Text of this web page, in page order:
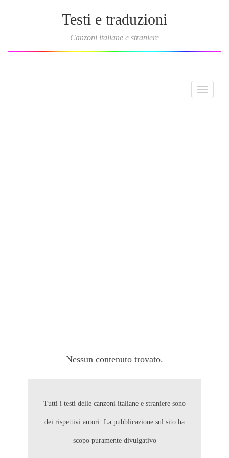
Testi e traduzioni
Canzoni italiane e straniere
Toggle
Nessun contenuto trovato.
Tutti i testi delle canzoni italiane e straniere sono
dei rispettivi autori. La pubblicazione sul sito ha
scopo puramente divulgativo